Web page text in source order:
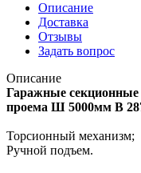
Описание
Доставка
Отзывы
Задать вопрос
Описание
Гаражные
проема Ш 5000мм В
Торсионный механизм;
Ручной подъем.